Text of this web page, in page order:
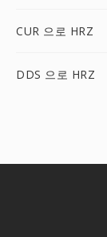
CUR 으로 HRZ
DDS 으로 HRZ